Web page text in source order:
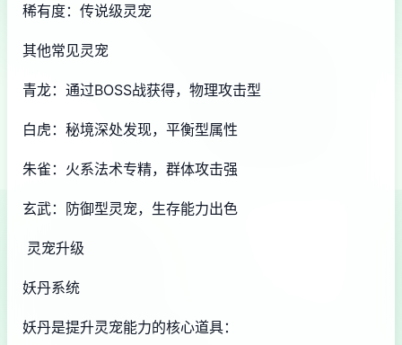
稀有度：传说级灵宠
其他常见灵宠
青龙：通过BOSS战获得，物理攻击型
白虎：秘境深处发现，平衡型属性
朱雀：火系法术专精，群体攻击强
玄武：防御型灵宠，生存能力出色
灵宠升级
妖丹系统
妖丹是提升灵宠能力的核心道具：